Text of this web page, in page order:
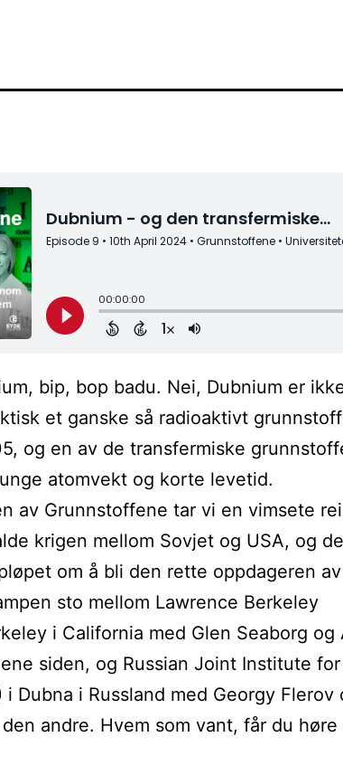
bip, bop badu. Nei, Dubnium er
et ganske så radioaktivt
og en av de transfermiske
atomvekt og korte levetid.
av Grunnstoffene tar vi en vimsete
krigen mellom Sovjet og USA, og
om å bli den rette oppdageren
sto mellom Lawrence Berkeley
i California med Glen Seaborg og
siden, og Russian Joint Institute
i Dubna i Russland med Georgy Flerov
andre. Hvem som vant, får du høre